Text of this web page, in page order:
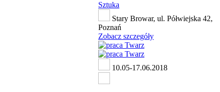
Sztuka
Stary Browar, ul. Półwiejska 42,
Poznań
Zobacz szczegóły
10.05-17.06.2018